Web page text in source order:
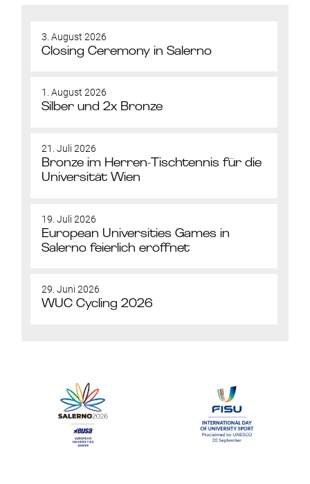
3. August 2026
Closing Ceremony in Salerno
1. August 2026
Silber und 2x Bronze
21. Juli 2026
Bronze im Herren-Tischtennis für die
Universität Wien
19. Juli 2026
European Universities Games in
Salerno feierlich eröffnet
29. Juni 2026
WUC Cycling 2026